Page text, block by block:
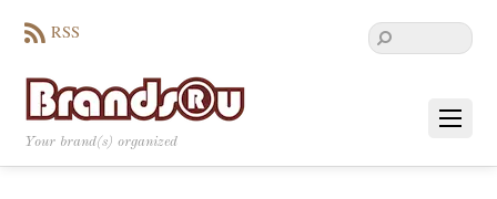
Your brand(s) organized
RSS